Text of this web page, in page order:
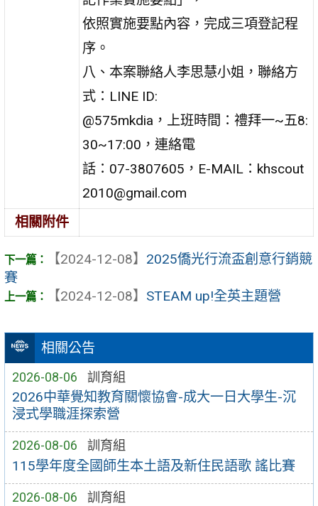
相關公告
2026-08-06 訓育組
2026中華覺知教育關懷協會-成大一日大學生-沉
浸式學職涯探索營
2026-08-06 訓育組
115學年度全國師生本土語及新住民語歌 謠比賽
2026-08-06 訓育組
依照實施要點內容，完成三項登記程
序。
八、本案聯絡人李思慧小姐，聯絡方
式：LINE ID:
@575mkdia，上班時間：禮拜一~五8:
30~17:00，連絡電
話：07-3807605，E-MAIL：khscout
2010@gmail.com
相關附件
【2024-12-08】 2025僑光行流盃創意行銷競
賽
【2024-12-08】 STEAM up!全英主題營